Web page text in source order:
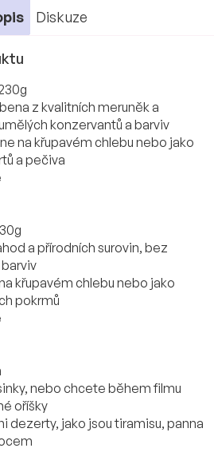
Diskuze
z kvalitních meruněk a
konzervantů a barviv
na křupavém chlebu nebo jako
a pečiva
a přírodních surovin, bez
křupavém chlebu nebo jako
pokrmů
nebo chcete během filmu
oříšky
dezerty, jako jsou tiramisu, panna